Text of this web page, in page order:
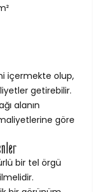
içermekte olup,
getirebilir.
alanın
göre
bir tel örgü